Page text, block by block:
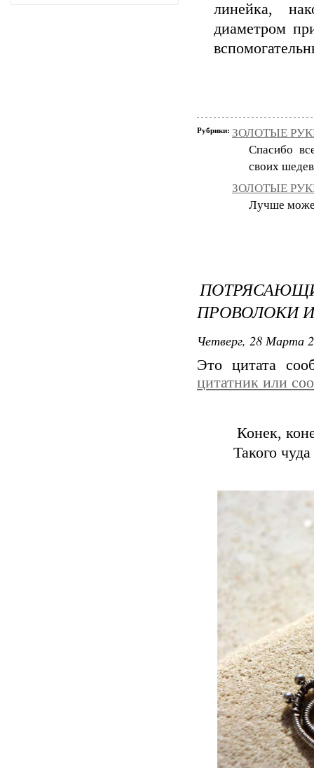
линейка,
диаметром
Рубрики: ЗОЛОТЫЕ
Спасибо
своих
ЗОЛОТЫЕ
Лучше
ПРОВОЛОКИ
Четверг, 28 Марта
Это цитата
цитатник или
Конек,
Такого